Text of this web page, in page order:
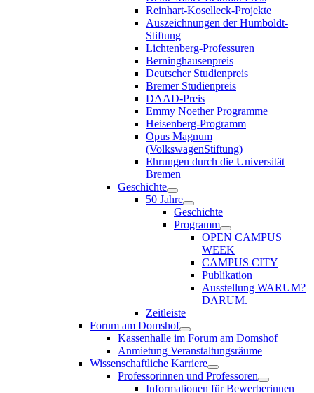
Reinhart-Koselleck-Projekte
Auszeichnungen der Humboldt-
Stiftung
Lichtenberg-Professuren
Berninghausenpreis
Deutscher Studienpreis
Bremer Studienpreis
DAAD-Preis
Emmy Noether Programme
Heisenberg-Programm
Opus Magnum
(VolkswagenStiftung)
Ehrungen durch die Universität
Bremen
Geschichte
50 Jahre
Geschichte
Programm
OPEN CAMPUS
WEEK
CAMPUS CITY
Publikation
Ausstellung WARUM?
DARUM.
Zeitleiste
Forum am Domshof
Kassenhalle im Forum am Domshof
Anmietung Veranstaltungsräume
Wissenschaftliche Karriere
Professorinnen und Professoren
Informationen für Bewerberinnen